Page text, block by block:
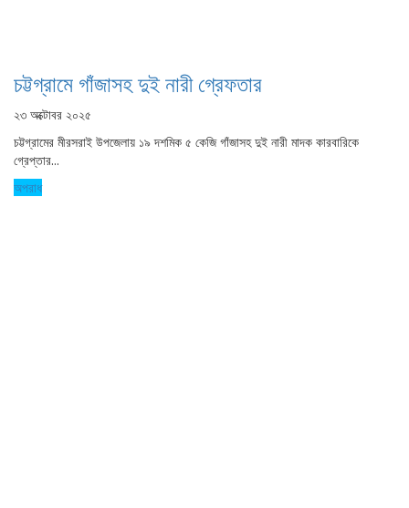
চট্টগ্রামে গাঁজাসহ দুই নারী গ্রেফতার
২৩ অক্টোবর ২০২৫
চট্টগ্রামের মীরসরাই উপজেলায় ১৯ দশমিক ৫ কেজি গাঁজাসহ দুই নারী মাদক কারবারিকে
গ্রেপ্তার...
অপরাধ